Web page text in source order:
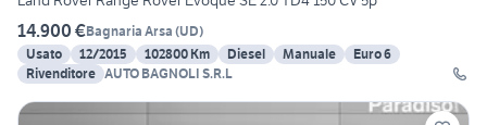
14.900 €Bagnaria Arsa (UD)
Usato
12/2015 102800 Km Diesel Manuale
Euro 6
Rivenditore AUTO BAGNOLI S.R.L